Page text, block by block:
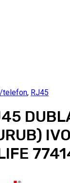
telefon, RJ45